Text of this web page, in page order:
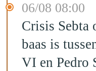
06/08 08:00
Crisis Sebta
baas is
VI en Pedro